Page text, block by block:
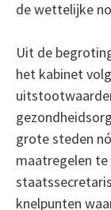
de wettelijke
Uit de
het kabinet
grote steden
maatregelen
knelpunten